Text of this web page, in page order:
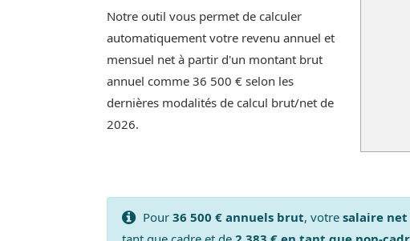
Notre outil vous permet de calculer
automatiquement votre revenu annuel et
mensuel net à partir d'un montant brut
annuel comme 36 500 € selon les
dernières modalités de calcul brut/net de
2026.
Pour 36 500 € annuels brut, votre salaire